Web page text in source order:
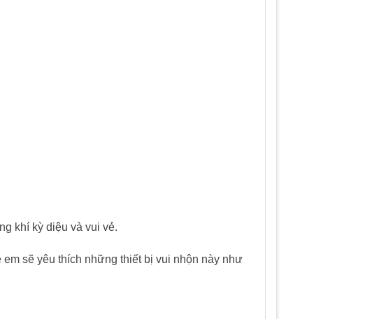
khí kỳ diệu và vui vẻ.
sẽ yêu thích những thiết bị vui nhộn này như